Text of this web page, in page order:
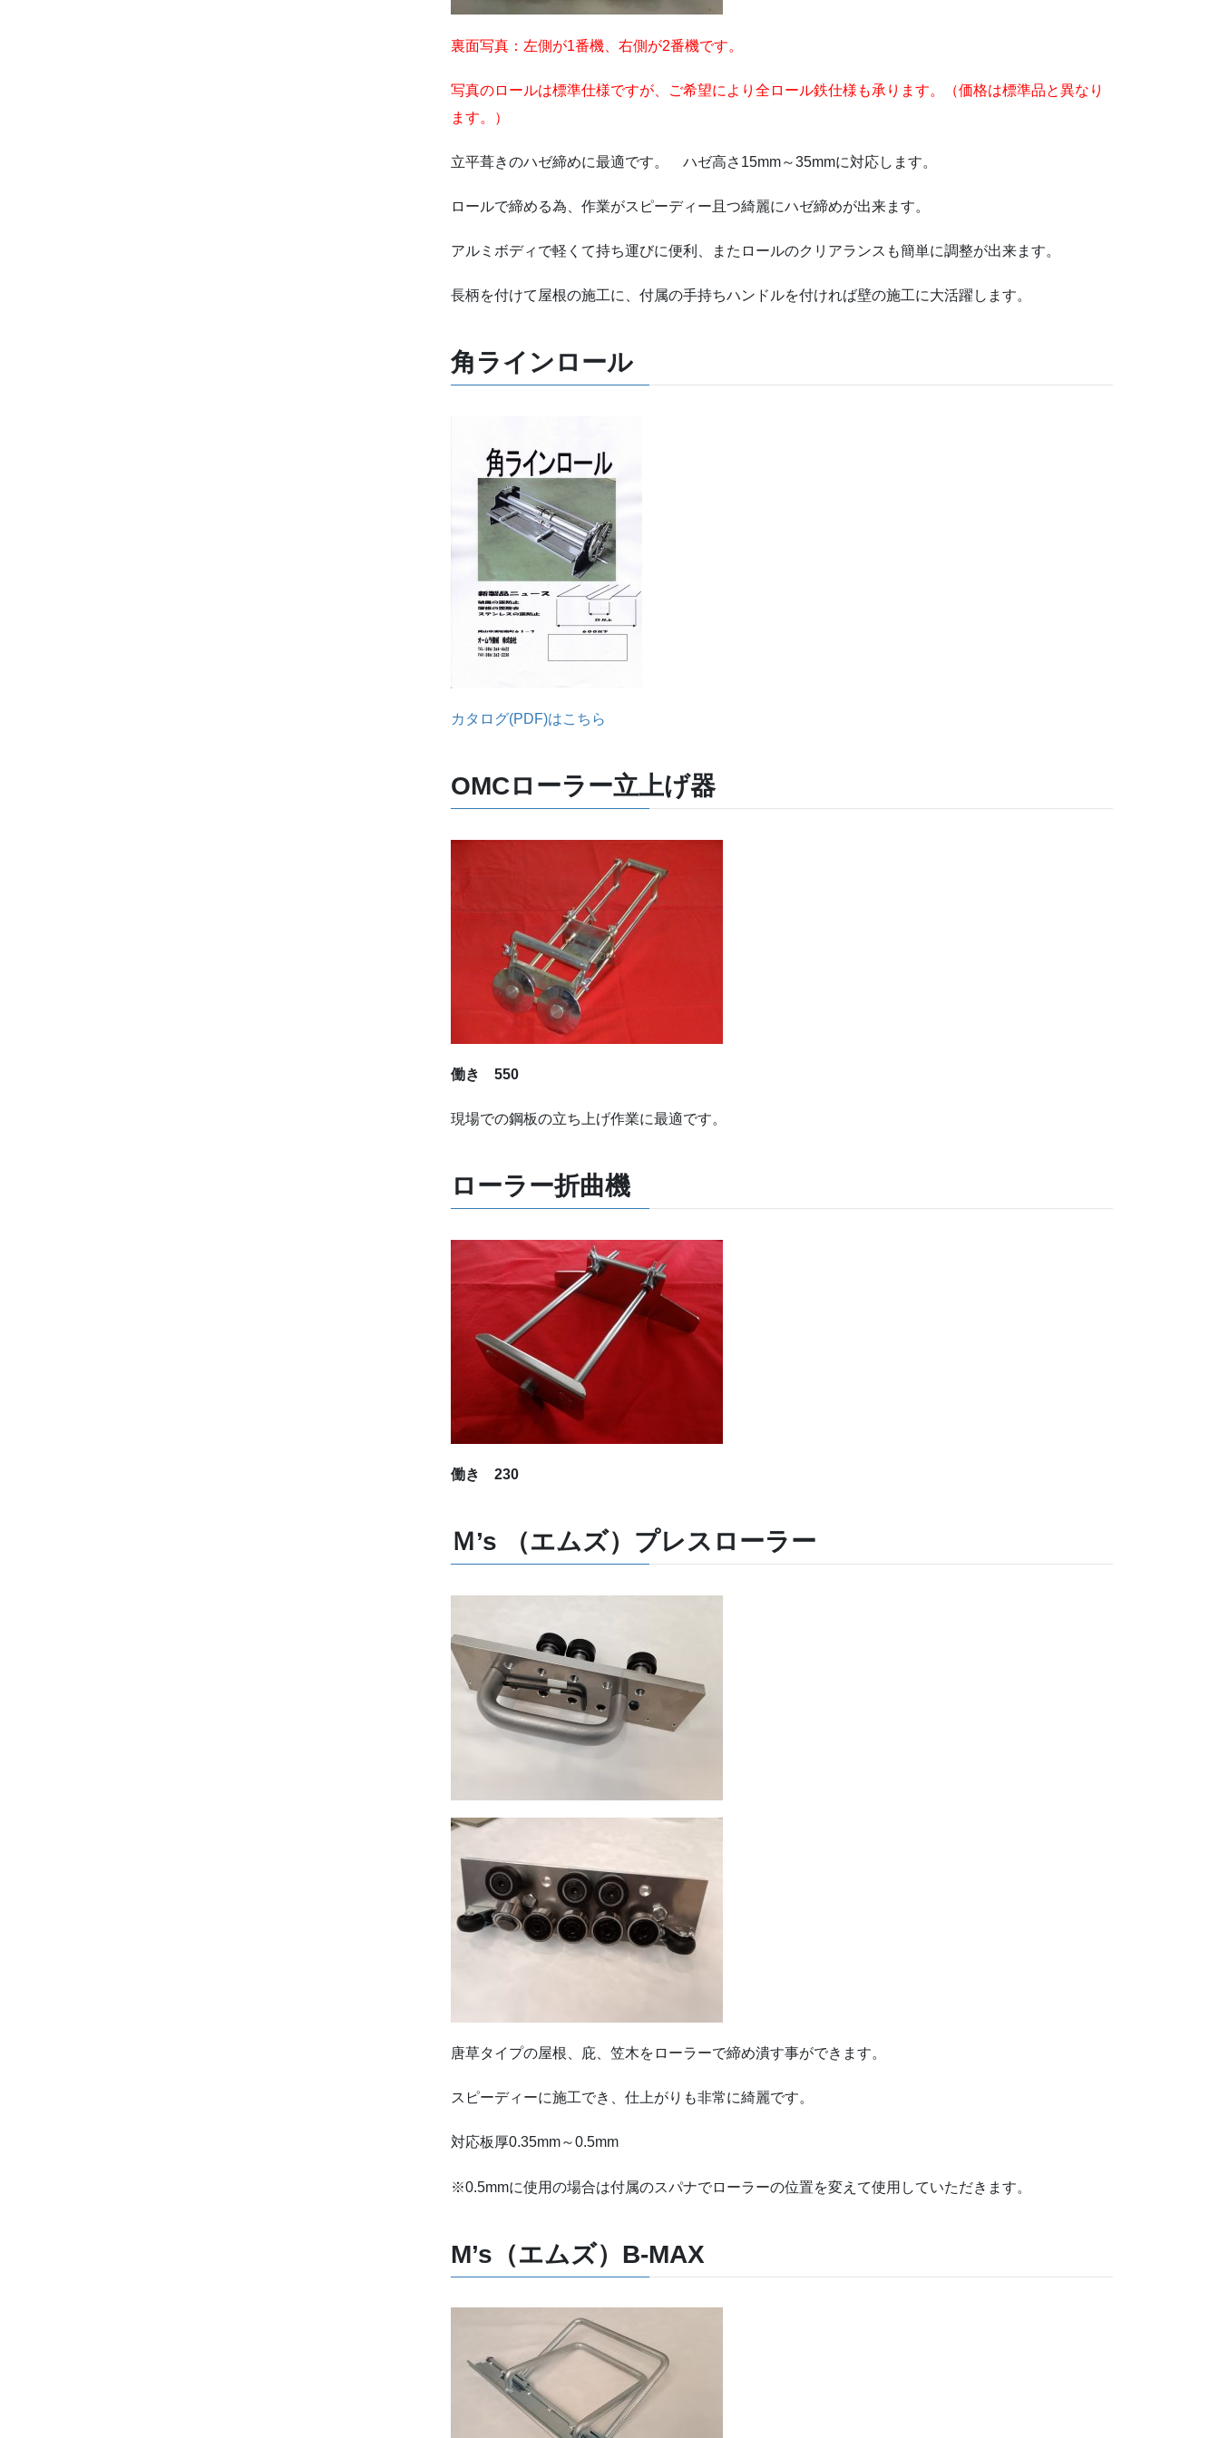
裏面写真：左側が1番機、右側が2番機です。
写真のロールは標準仕様ですが、ご希望により全ロール鉄仕様も承ります。（価格は標準品と異なり
ます。）
立平葺きのハゼ締めに最適です。 ハゼ高さ15mm～35mmに対応します。
ロールで締める為、作業がスピーディー且つ綺麗にハゼ締めが出来ます。
アルミボディで軽くて持ち運びに便利、またロールのクリアランスも簡単に調整が出来ます。
長柄を付けて屋根の施工に、付属の手持ちハンドルを付ければ壁の施工に大活躍します。
角ラインロール
カタログ(PDF)はこちら
OMCローラー立上げ器
働き 550
現場での鋼板の立ち上げ作業に最適です。
ローラー折曲機
働き 230
Ｍ’s （エムズ）プレスローラー
唐草タイプの屋根、庇、笠木をローラーで締め潰す事ができます。
スピーディーに施工でき、仕上がりも非常に綺麗です。
対応板厚0.35mm～0.5mm
※0.5mmに使用の場合は付属のスパナでローラーの位置を変えて使用していただきます。
M’s（エムズ）B-MAX